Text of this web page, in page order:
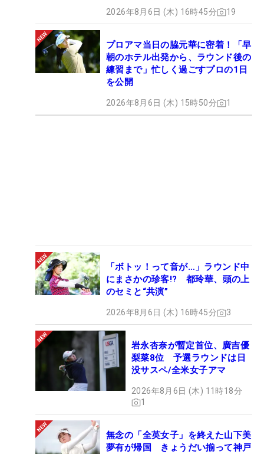
2026年8月6日 (木) 16時45分 19
プロアマ当日の脇元華に密着！「早
朝のホテル出発から、ラウンド後の
練習まで」忙しく過ごすプロの1日
を公開
2026年8月6日 (木) 15時50分 1
「ボトッ！って音が…」ラウンド中
にまさかの珍客!? 都玲華、頭の上
のセミと“共演”
2026年8月6日 (木) 16時45分 3
岩永杏奈が暫定首位、廣吉優
梨菜8位 予選ラウンドは日
没サスペ/全米女子アマ
2026年8月6日 (木) 11時18分
1
無念の「全英女子」を終えた山下美
夢有が帰国 きょうだい揃って神戸